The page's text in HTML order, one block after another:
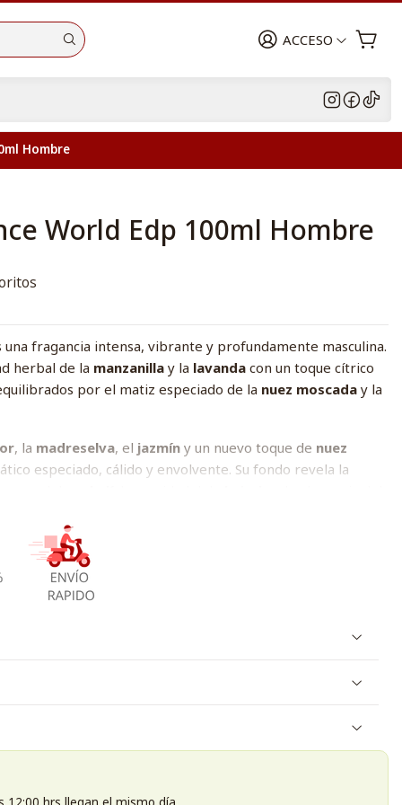
ACCESO
Hombre
World Edp 100ml Hombre
fragancia intensa, vibrante y profundamente masculina.
herbal de la manzanillay la lavandacon un toque cítrico
por el matiz especiado de la nuez moscaday la
, la madreselva, el jazmíny un nuevo toque de nuez
especiado, cálido y envolvente. Su fondo revela la
y duradera.
un aroma distintivo, clásico y lleno de personalidad.